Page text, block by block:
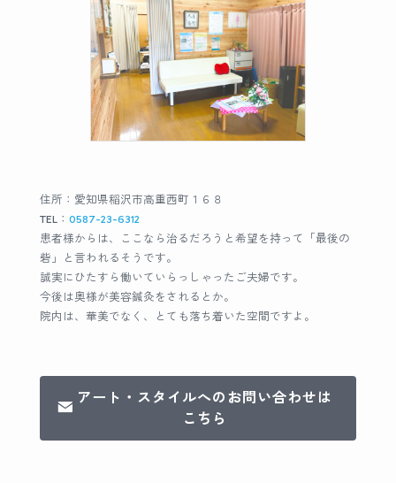
住所：愛知県稲沢市高重西町１６８
TEL： 0587-23-6312
患者様からは、ここなら治るだろうと希望を持って「最後の
砦」と言われるそうです。
誠実にひたすら働いていらっしゃったご夫婦です。
今後は奥様が美容鍼灸をされるとか。
院内は、華美でなく、とても落ち着いた空間ですよ。
アート・スタイルへのお問い合わせは
こちら